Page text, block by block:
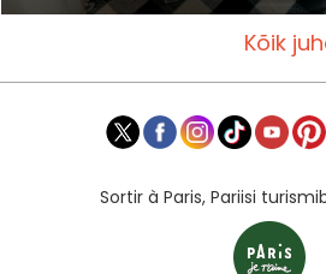
Kõik
Sortir à Paris, Pariisi